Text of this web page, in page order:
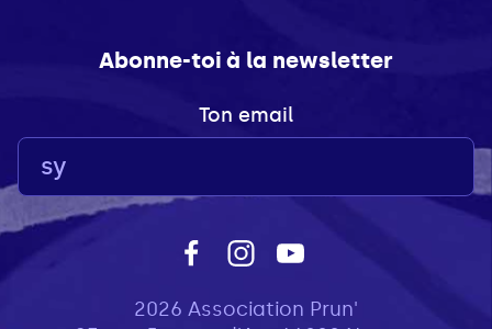
Abonne-toi à la newsletter
Ton email
2026 Association Prun'